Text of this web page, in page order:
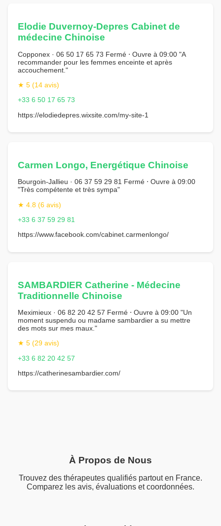
Elodie Duvernoy-Depres Cabinet de
médecine Chinoise
Copponex · 06 50 17 65 73 Fermé ⋅ Ouvre à 09:00 "A
recommander pour les femmes enceinte et après
accouchement."
★ 5 (14 avis)
+33 6 50 17 65 73
https://elodiedepres.wixsite.com/my-site-1
Carmen Longo, Energétique Chinoise
Bourgoin-Jallieu · 06 37 59 29 81 Fermé ⋅ Ouvre à 09:00
"Très compétente et très sympa"
★ 4.8 (6 avis)
+33 6 37 59 29 81
https://www.facebook.com/cabinet.carmenlongo/
SAMBARDIER Catherine - Médecine
Traditionnelle Chinoise
Meximieux · 06 82 20 42 57 Fermé ⋅ Ouvre à 09:00 "Un
moment suspendu ou madame sambardier a su mettre
des mots sur mes maux."
★ 5 (29 avis)
+33 6 82 20 42 57
https://catherinesambardier.com/
À Propos de Nous
Trouvez des thérapeutes qualifiés partout en France.
Comparez les avis, évaluations et coordonnées.